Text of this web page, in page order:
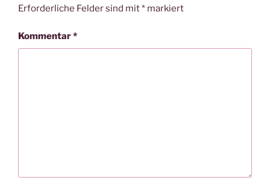
Erforderliche Felder sind mit* markiert
Kommentar*